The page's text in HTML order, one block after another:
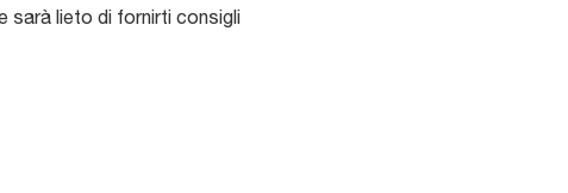
sarà lieto di fornirti consigli